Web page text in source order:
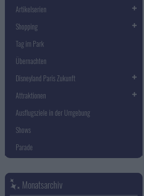
Artikelserien
Shopping
Tag im Park
Übernachten
Disneyland Paris Zukunft
Attraktionen
Ausflugsziele in der Umgebung
Shows
Parade
Monatsarchiv